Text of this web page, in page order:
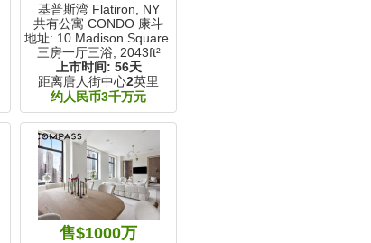
基普斯湾 Flatiron, NY
共有公寓 CONDO 康斗
地址: 10 Madison Square W
三房一厅三浴, 2043ft²
上市时间: 56天
距离唐人街中心2英里
约人民币3千万元
售$1000万